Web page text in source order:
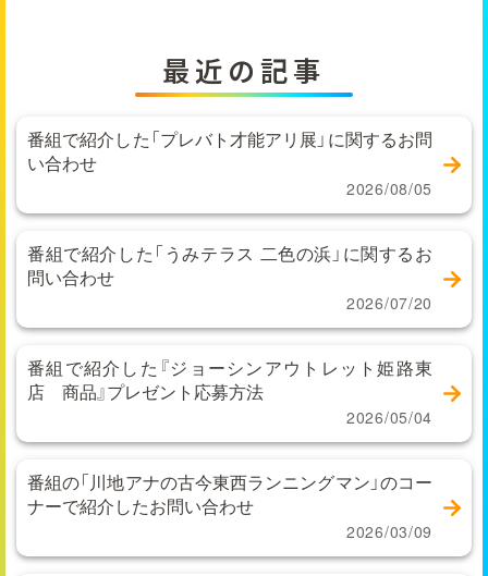
最近の記事
番組で紹介した「プレバト才能アリ展」に関するお問
い合わせ
2026/08/05
番組で紹介した「うみテラス 二色の浜」に関するお
問い合わせ
2026/07/20
番組で紹介した『ジョーシンアウトレット姫路東
店 商品』プレゼント応募方法
2026/05/04
番組の「川地アナの古今東西ランニングマン」のコー
ナーで紹介したお問い合わせ
2026/03/09